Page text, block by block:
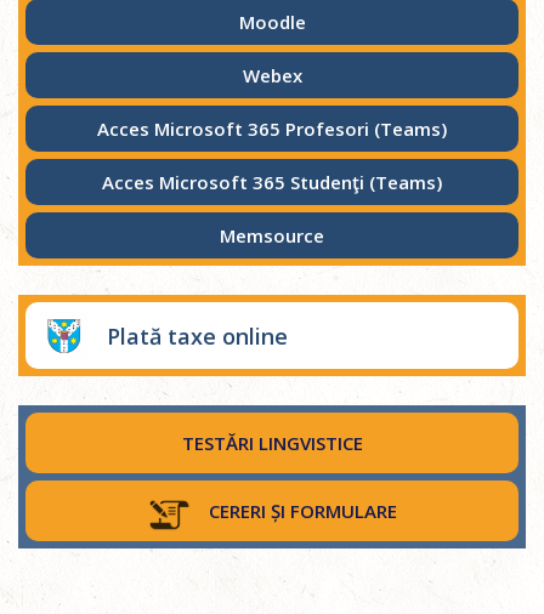
Moodle
Webex
Acces Microsoft 365 Profesori (Teams)
Acces Microsoft 365 Studenţi (Teams)
Memsource
Plată taxe online
TESTĂRI LINGVISTICE
CERERI ȘI FORMULARE